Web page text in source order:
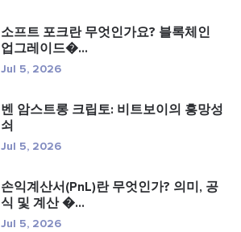
소프트 포크란 무엇인가요? 블록체인
업그레이드�...
Jul 5, 2026
벤 암스트롱 크립토: 비트보이의 흥망성
쇠
Jul 5, 2026
손익계산서(PnL)란 무엇인가? 의미, 공
식 및 계산 �...
Jul 5, 2026